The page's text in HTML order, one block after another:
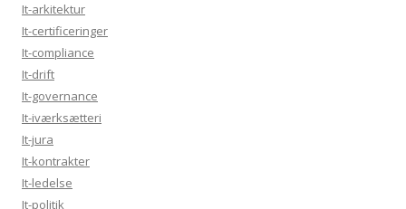
It-arkitektur
It-certificeringer
It-compliance
It-drift
It-governance
It-iværksætteri
It-jura
It-kontrakter
It-ledelse
It-politik